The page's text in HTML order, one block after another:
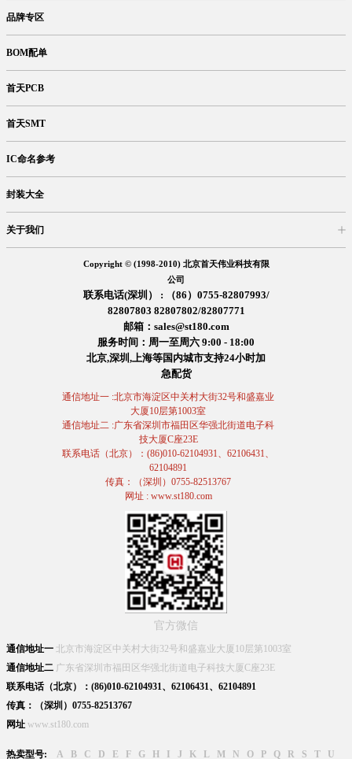
品牌专区
BOM配单
首天PCB
首天SMT
IC命名参考
封装大全
关于我们
Copyright © (1998-2010) 北京首天伟业科技有限
公司
联系电话(深圳） : （86）0755-82807993/
82807803 82807802/82807771
邮箱：sales@st180.com
服务时间：周一至周六 9:00 - 18:00
北京,深圳,上海等国内城市支持24小时加
急配货
通信地址一 :北京市海淀区中关村大街32号和盛嘉业
大厦10层第1003室
通信地址二 :广东省深圳市福田区华强北街道电子科
技大厦C座23E
联系电话（北京）：(86)010-62104931、62106431、
62104891
传真：（深圳）0755-82513767
网址 : www.st180.com
官方微信
通信地址一 北京市海淀区中关村大街32号和盛嘉业大厦10层第1003室
通信地址二 广东省深圳市福田区华强北街道电子科技大厦C座23E
联系电话（北京）：(86)010-62104931、62106431、62104891
传真：（深圳）0755-82513767
网址 www.st180.com
热卖型号: A B C D E F G H J K L M N O P Q R S T U